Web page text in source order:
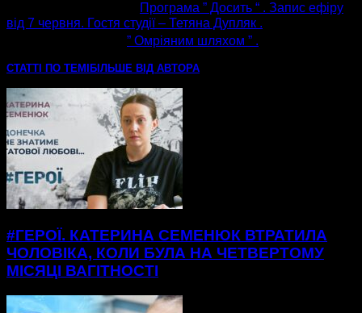
Програма ” Досить “ . Запис ефіру
від 7 червня. Гостя студії – Тетяна Дупляк .
” Омріяним шляхом ” .
СТАТТІ ПО ТЕМІ БІЛЬШЕ ВІД АВТОРА
#ГЕРОЇ. КАТЕРИНА СЕМЕНЮК ВТРАТИЛА
ЧОЛОВІКА, КОЛИ БУЛА НА ЧЕТВЕРТОМУ
МІСЯЦІ ВАГІТНОСТІ